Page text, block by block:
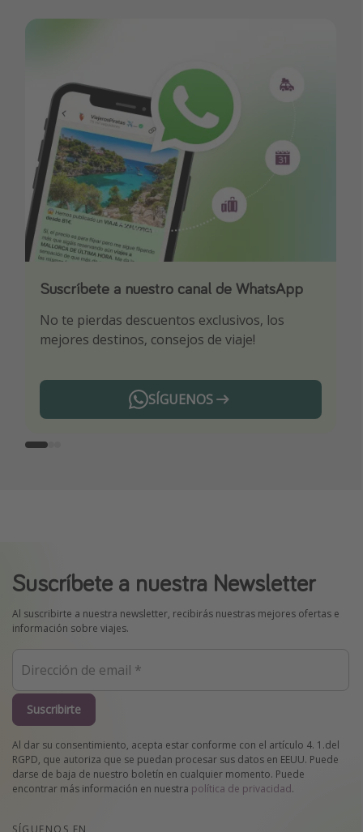
Suscríbete a nuestro canal de WhatsApp
No te pierdas descuentos exclusivos, los
mejores destinos, consejos de viaje!
SÍGUENOS
Descarga nuestra app
Sé el primero en reservar nuestros chollazos
¡Suscríbete a nuestro canal de Telegram!
¡Recibe las mejores ofertas seleccionadas para
ti por nuestros expertos en viajes
Telegram
Suscríbete a nuestra Newsletter
Al suscribirte a nuestra newsletter, recibirás nuestras mejores ofertas e
información sobre viajes.
Suscribirte
Al dar su consentimiento, acepta estar conforme con el artículo 4. 1.del
RGPD, que autoriza que se puedan procesar sus datos en EEUU. Puede
darse de baja de nuestro boletín en cualquier momento. Puede
encontrar más información en nuestra política de privacidad.